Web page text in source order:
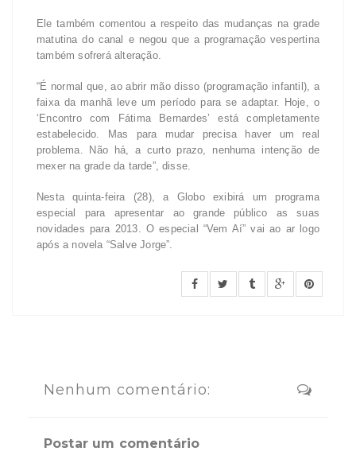
Ele também comentou a respeito das mudanças na grade
matutina do canal e negou que a programação vespertina
também sofrerá alteração.
“É normal que, ao abrir mão disso (programação infantil), a
faixa da manhã leve um período para se adaptar. Hoje, o
‘Encontro com Fátima Bernardes’ está completamente
estabelecido. Mas para mudar precisa haver um real
problema. Não há, a curto prazo, nenhuma intenção de
mexer na grade da tarde”, disse.
Nesta quinta-feira (28), a Globo exibirá um programa
especial para apresentar ao grande público as suas
novidades para 2013. O especial “Vem Aí” vai ao ar logo
após a novela “Salve Jorge”.
Nenhum comentário:
Postar um comentário